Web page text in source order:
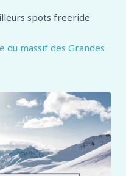
spots freeride
massif des Grandes